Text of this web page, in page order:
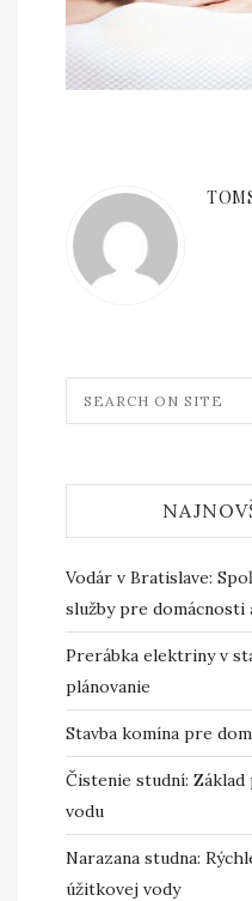
Vodár v Bratislave:
služby pre domácnosti
Prerábka elektriny v
plánovanie
Stavba komína pre
Čistenie studní:
vodu
Narazana studna:
úžitkovej vody